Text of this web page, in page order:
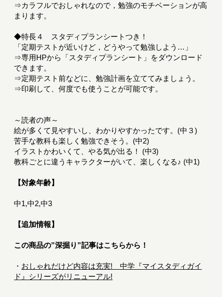
⇒カラフルでおしゃれなので，勉強のモチベーションが高
まります。
◆特長４ スタディプランシートつき！
「定期テストが近いけど，どうやって勉強しよう…」
⇒専用HPから「スタディプランシート」をダウンロード
できます。
⇒定期テスト前などに、勉強計画を立ててみましょう。
⇒印刷して、何度でも使うことが可能です。
～読者の声～
絵が多くて見やすいし、わかりやすかったです。(中３)
苦手な教科も楽しく勉強できそう。(中2)
イラストかわいくて、やる気が出る！ (中3)
教科ごとに違うキャラクターがいて、楽しくなる♪ (中1)
【対象年齢】
中1,中2,中3
【追加情報】
この商品の”深掘り”記事はこちらから！
・ おしゃれだけど内容は充実! 中学『マイスタディガイ
ド』シリーズがリニューアル!